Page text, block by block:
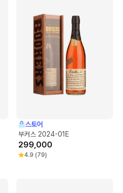
스토어
부커스 2024-01E
299,000
4.9 (79)